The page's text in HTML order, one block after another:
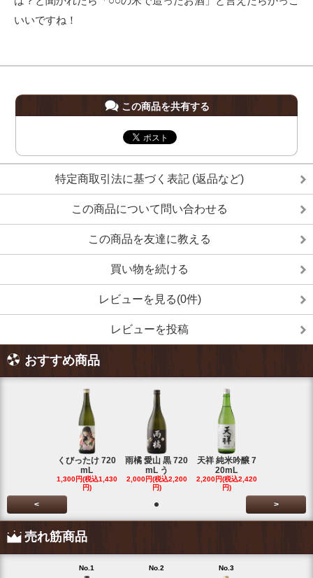
いいですね！
この商品を共有する
特定商取引法に基づく表記 (返品など)
この商品について問い合わせる
この商品を友達に教える
買い物を続ける
レビューを見る(0件)
レビューを投稿
おすすめ商品
くびったけ 720
mL
1,300円(税込1,430
円)
雨橘 愛山 黒 720
mL う
2,000円(税込2,200
円)
天祥 純米吟醸 7
20mL
2,200円(税込2,420
円)
< >
売れ筋商品
No.1 No.2 No.3